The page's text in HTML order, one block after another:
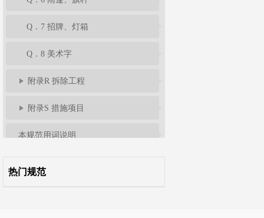
Q．7 招牌、灯箱
Q．8 美术字
附录R 拆除工程
附录S 措施项目
本规范用词说明
热门规范